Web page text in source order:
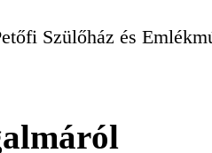
Szülőház és